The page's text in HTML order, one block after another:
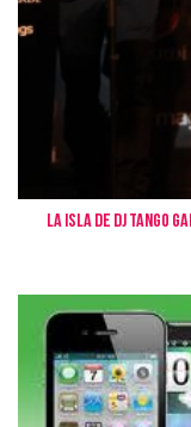
La Isla de Dj Tango